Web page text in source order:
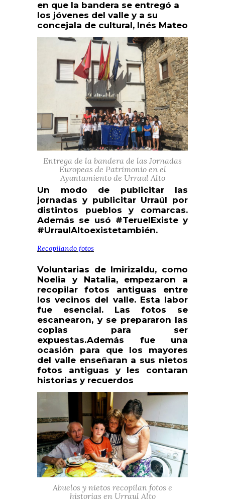
en que la bandera se entregó a
los jóvenes del valle y a su
concejala de cultural, Inés Mateo
Entrega de la bandera de las Jornadas
Europeas de Patrimonio en el
Ayuntamiento de Urraul Alto
Un modo de publicitar las
jornadas y publicitar Urraúl por
distintos pueblos y comarcas.
Además se usó #TeruelExiste y
#UrraulAltoexistetambién.
Recopilando fotos
Voluntarias de Imirizaldu, como
Noelia y Natalia, empezaron a
recopilar fotos antiguas entre
los vecinos del valle. Esta labor
fue esencial. Las fotos se
escanearon, y se prepararon las
copias para ser
expuestas.Además fue una
ocasión para que los mayores
del valle enseñaran a sus nietos
fotos antiguas y les contaran
historias y recuerdos
Abuelos y nietos recopilan fotos e
historias en Urraul Alto